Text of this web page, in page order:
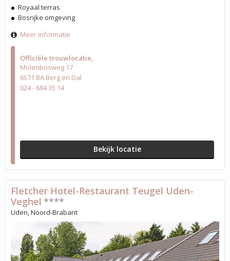
Officiële trouwlocatie
Molenbosweg 17
6571 BA Berg en Dal
024 - 684 35 14
Bekijk locatie
Royaal terras
Bosrijke omgeving
Meer informatie
Fletcher Hotel-Restaurant Teugel Uden-
Veghel ****
Uden, Noord-Brabant